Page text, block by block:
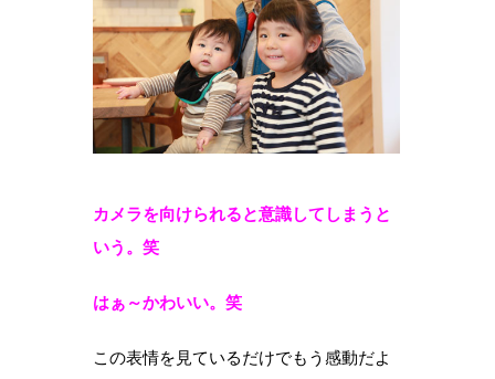
カメラを向けられると意識してしまうと
いう。笑
はぁ～かわいい。笑
この表情を見ているだけでもう感動だよ